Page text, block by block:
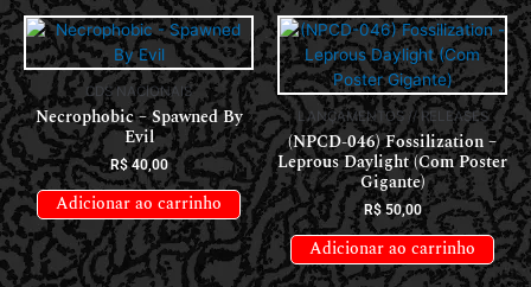
CDS NACIONAIS
Necrophobic – Spawned By
Evil
R$40,00
Adicionar ao carrinho
LANÇAMENTOS // RELEASES
(NPCD-046) Fossilization –
Leprous Daylight (Com Poster
Gigante)
R$50,00
Adicionar ao carrinho